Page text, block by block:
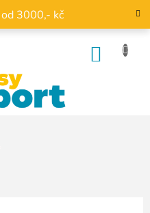
3000,- kč